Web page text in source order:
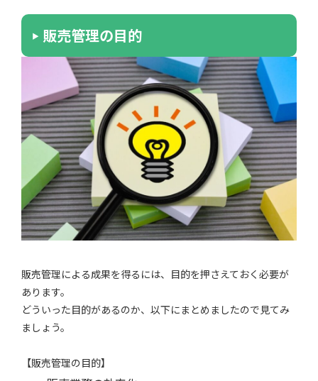
販売管理の目的
販売管理による成果を得るには、目的を押さえておく必要が
あります。
どういった目的があるのか、以下にまとめましたので見てみ
ましょう。
【販売管理の目的】